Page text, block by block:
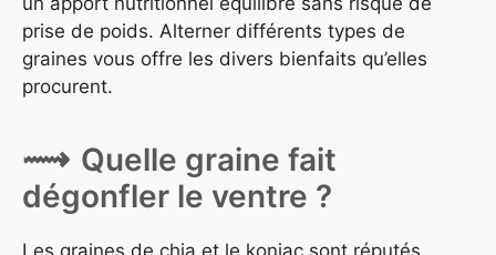
prise de poids. Alterner différents types de
graines vous offre les divers bienfaits qu’elles
procurent.
Quelle graine fait
dégonfler le ventre ?
Les graines de chia et le konjac sont réputés